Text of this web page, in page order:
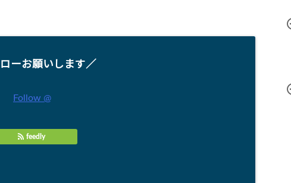
ーお願いします／
Follow @
feedly